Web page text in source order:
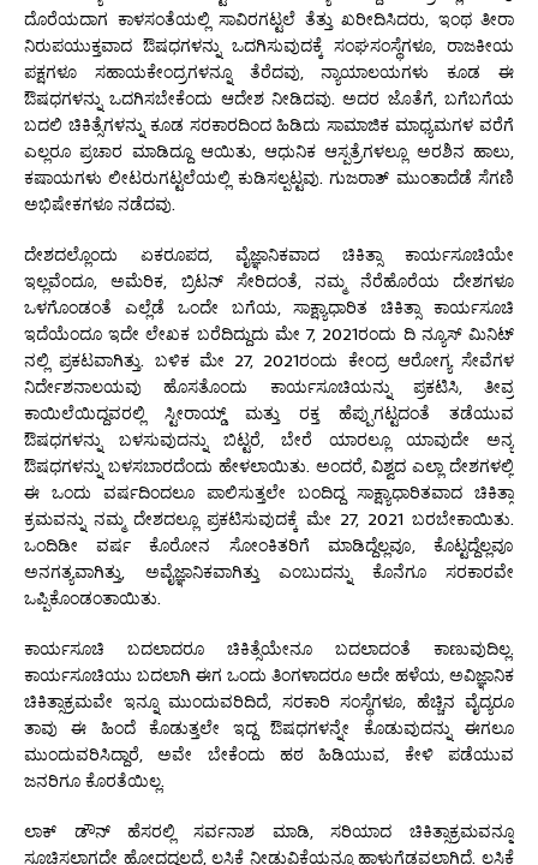
ದೊರೆಯದಾಗ ಕಾಳಸಂತೆಯಲ್ಲಿ ಸಾವಿರಗಟ್ಟಲೆ ತೆತ್ತು ಖರೀದಿಸಿದರು, ಇಂಥ ತೀರಾ
ನಿರುಪಯುಕ್ತವಾದ ಔಷಧಗಳನ್ನು ಒದಗಿಸುವುದಕ್ಕೆ ಸಂಘಸಂಸ್ಥೆಗಳೂ, ರಾಜಕೀಯ
ಪಕ್ಷಗಳೂ ಸಹಾಯಕೇಂದ್ರಗಳನ್ನೂ ತೆರೆದವು, ನ್ಯಾಯಾಲಯಗಳು ಕೂಡ ಈ
ಔಷಧಗಳನ್ನು ಒದಗಿಸಬೇಕೆಂದು ಆದೇಶ ನೀಡಿದವು. ಅದರ ಜೊತೆಗೆ, ಬಗೆಬಗೆಯ
ಬದಲಿ ಚಿಕಿತ್ಸೆಗಳನ್ನು ಕೂಡ ಸರಕಾರದಿಂದ ಹಿಡಿದು ಸಾಮಾಜಿಕ ಮಾಧ್ಯಮಗಳ ವರೆಗೆ
ಎಲ್ಲರೂ ಪ್ರಚಾರ ಮಾಡಿದ್ದೂ ಆಯಿತು, ಆಧುನಿಕ ಆಸ್ಪತ್ರೆಗಳಲ್ಲೂ ಅರಶಿನ ಹಾಲು,
ಕಷಾಯಗಳು ಲೀಟರುಗಟ್ಟಲೆಯಲ್ಲಿ ಕುಡಿಸಲ್ಪಟ್ಟವು. ಗುಜರಾತ್ ಮುಂತಾದೆಡೆ ಸೆಗಣಿ
ಅಭಿಷೇಕಗಳೂ ನಡೆದವು.
ದೇಶದಲ್ಲೊಂದು ಏಕರೂಪದ, ವೈಜ್ಞಾನಿಕವಾದ ಚಿಕಿತ್ಸಾ ಕಾರ್ಯಸೂಚಿಯೇ
ಇಲ್ಲವೆಂದೂ, ಅಮೆರಿಕ, ಬ್ರಿಟನ್ ಸೇರಿದಂತೆ, ನಮ್ಮ ನೆರೆಹೊರೆಯ ದೇಶಗಳೂ
ಒಳಗೊಂಡಂತೆ ಎಲ್ಲೆಡೆ ಒಂದೇ ಬಗೆಯ, ಸಾಕ್ಷ್ಯಾಧಾರಿತ ಚಿಕಿತ್ಸಾ ಕಾರ್ಯಸೂಚಿ
ಇದೆಯೆಂದೂ ಇದೇ ಲೇಖಕ ಬರೆದಿದ್ದುದು ಮೇ 7, 2021ರಂದು ದಿ ನ್ಯೂಸ್ ಮಿನಿಟ್
ನಲ್ಲಿ ಪ್ರಕಟವಾಗಿತ್ತು. ಬಳಿಕ ಮೇ 27, 2021ರಂದು ಕೇಂದ್ರ ಆರೋಗ್ಯ ಸೇವೆಗಳ
ನಿರ್ದೇಶನಾಲಯವು ಹೊಸತೊಂದು ಕಾರ್ಯಸೂಚಿಯನ್ನು ಪ್ರಕಟಿಸಿ, ತೀವ್ರ
ಕಾಯಿಲೆಯಿದ್ದವರಲ್ಲಿ ಸ್ಟೀರಾಯ್ಡ್ ಮತ್ತು ರಕ್ತ ಹೆಪ್ಪುಗಟ್ಟದಂತೆ ತಡೆಯುವ
ಔಷಧಗಳನ್ನು ಬಳಸುವುದನ್ನು ಬಿಟ್ಟರೆ, ಬೇರೆ ಯಾರಲ್ಲೂ ಯಾವುದೇ ಅನ್ಯ
ಔಷಧಗಳನ್ನು ಬಳಸಬಾರದೆಂದು ಹೇಳಲಾಯಿತು. ಅಂದರೆ, ವಿಶ್ವದ ಎಲ್ಲಾ ದೇಶಗಳಲ್ಲಿ
ಈ ಒಂದು ವರ್ಷದಿಂದಲೂ ಪಾಲಿಸುತ್ತಲೇ ಬಂದಿದ್ದ ಸಾಕ್ಷ್ಯಾಧಾರಿತವಾದ ಚಿಕಿತ್ಸಾ
ಕ್ರಮವನ್ನು ನಮ್ಮ ದೇಶದಲ್ಲೂ ಪ್ರಕಟಿಸುವುದಕ್ಕೆ ಮೇ 27, 2021 ಬರಬೇಕಾಯಿತು.
ಒಂದಿಡೀ ವರ್ಷ ಕೊರೋನ ಸೋಂಕಿತರಿಗೆ ಮಾಡಿದ್ದೆಲ್ಲವೂ, ಕೊಟ್ಟದ್ದೆಲ್ಲವೂ
ಅನಗತ್ಯವಾಗಿತ್ತು, ಅವೈಜ್ಞಾನಿಕವಾಗಿತ್ತು ಎಂಬುದನ್ನು ಕೊನೆಗೂ ಸರಕಾರವೇ
ಒಪ್ಪಿಕೊಂಡಂತಾಯಿತು.
ಕಾರ್ಯಸೂಚಿ ಬದಲಾದರೂ ಚಿಕಿತ್ಸೆಯೇನೂ ಬದಲಾದಂತೆ ಕಾಣುವುದಿಲ್ಲ.
ಕಾರ್ಯಸೂಚಿಯು ಬದಲಾಗಿ ಈಗ ಒಂದು ತಿಂಗಳಾದರೂ ಅದೇ ಹಳೆಯ, ಅವಿಜ್ಞಾನಿಕ
ಚಿಕಿತ್ಸಾಕ್ರಮವೇ ಇನ್ನೂ ಮುಂದುವರಿದಿದೆ, ಸರಕಾರಿ ಸಂಸ್ಥೆಗಳೂ, ಹೆಚ್ಚಿನ ವೈದ್ಯರೂ
ತಾವು ಈ ಹಿಂದೆ ಕೊಡುತ್ತಲೇ ಇದ್ದ ಔಷಧಗಳನ್ನೇ ಕೊಡುವುದನ್ನು ಈಗಲೂ
ಮುಂದುವರಿಸಿದ್ದಾರೆ, ಅವೇ ಬೇಕೆಂದು ಹಠ ಹಿಡಿಯುವ, ಕೇಳಿ ಪಡೆಯುವ
ಜನರಿಗೂ ಕೊರತೆಯಿಲ್ಲ.
ಲಾಕ್ ಡೌನ್ ಹೆಸರಲ್ಲಿ ಸರ್ವನಾಶ ಮಾಡಿ, ಸರಿಯಾದ ಚಿಕಿತ್ಸಾಕ್ರಮವನ್ನೂ
ಸೂಚಿಸಲಾಗದೇ ಹೋದದ್ದಲ್ಲದೆ, ಲಸಿಕೆ ನೀಡುವಿಕೆಯನ್ನೂ ಹಾಳುಗೆಡವಲಾಗಿದೆ. ಲಸಿಕೆ